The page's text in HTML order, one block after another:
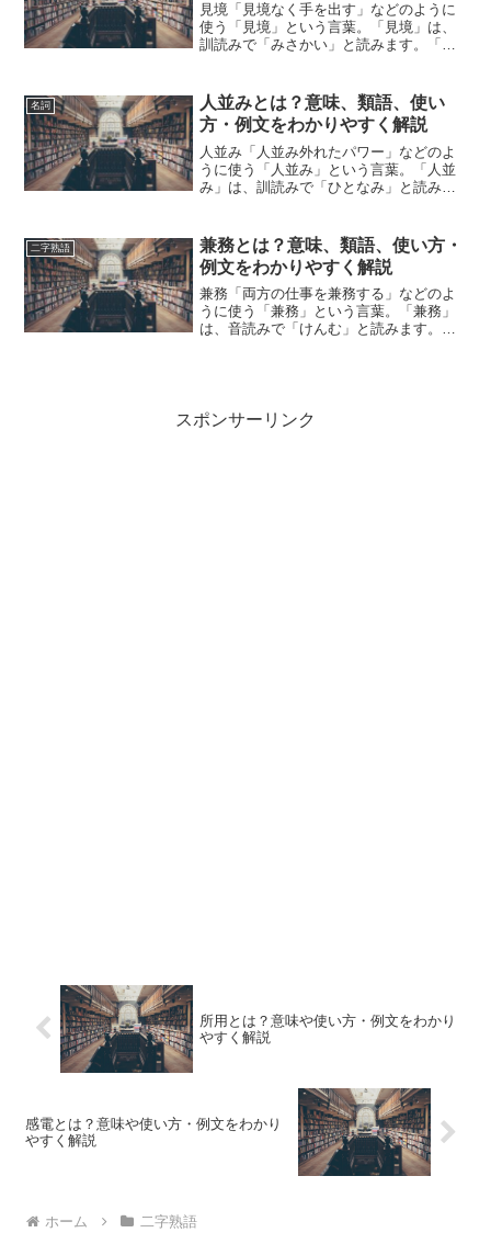
見境「見境なく手を出す」などのように
使う「見境」という言葉。「見境」は、
訓読みで「みさかい」と読みます。「見
い方や類語について、小説などの用例を
紹介しながら、わかりやす...
名詞
人並みとは？意味、類語、使い
方・例文をわかりやすく解説
人並み「人並み外れたパワー」などのよ
うに使う「人並み」という言葉。「人並
み」は、訓読みで「ひとなみ」と読みま
み」の意味や使い方や類語について、小
説などの用例を紹介しながら...
二字熟語
兼務とは？意味、類語、使い方・
例文をわかりやすく解説
兼務「両方の仕事を兼務する」などのよ
うに使う「兼務」という言葉。「兼務」
は、音読みで「けんむ」と読みます。
スポンサーリンク
所用とは？意味や使い方・例文をわかり
やすく解説
感電とは？意味や使い方・例文をわかり
やすく解説
ホーム 二字熟語